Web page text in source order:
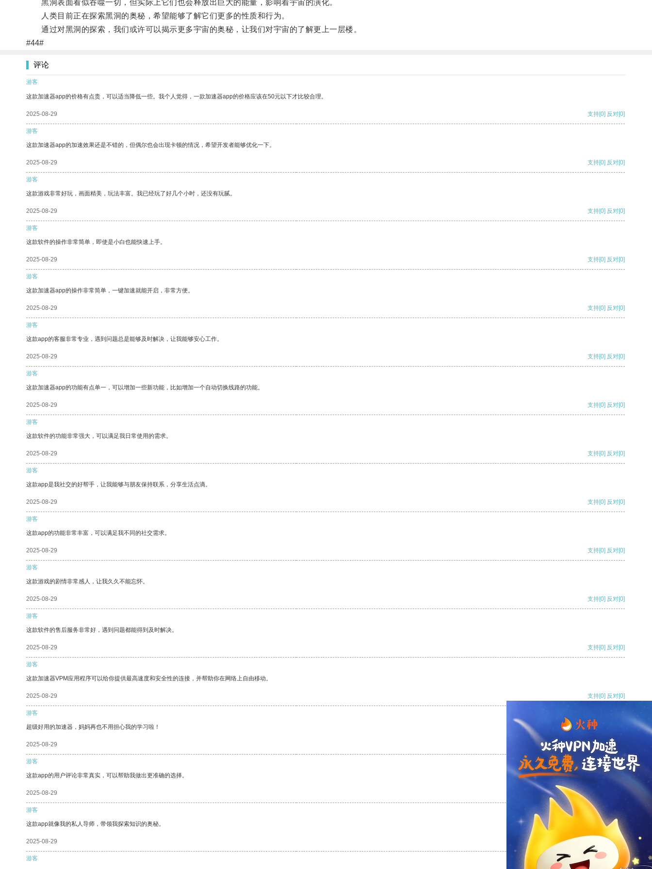
黑洞表面看似吞噬一切，但实际上它们也会释放出巨大的能量，影响着宇宙的演化。
人类目前正在探索黑洞的奥秘，希望能够了解它们更多的性质和行为。
通过对黑洞的探索，我们或许可以揭示更多宇宙的奥秘，让我们对宇宙的了解更上一层楼。
#44#
评论
游客
这款加速器app的价格有点贵，可以适当降低一些。我个人觉得，一款加速器app的价格应该在50元以下才比较合理。
2025-08-29 支持[0] 反对[0]
游客
这款加速器app的加速效果还是不错的，但偶尔也会出现卡顿的情况，希望开发者能够优化一下。
2025-08-29 支持[0] 反对[0]
游客
这款游戏非常好玩，画面精美，玩法丰富。我已经玩了好几个小时，还没有玩腻。
2025-08-29 支持[0] 反对[0]
游客
这款软件的操作非常简单，即使是小白也能快速上手。
2025-08-29 支持[0] 反对[0]
游客
这款加速器app的操作非常简单，一键加速就能开启，非常方便。
2025-08-29 支持[0] 反对[0]
游客
这款app的客服非常专业，遇到问题总是能够及时解决，让我能够安心工作。
2025-08-29 支持[0] 反对[0]
游客
这款加速器app的功能有点单一，可以增加一些新功能，比如增加一个自动切换线路的功能。
2025-08-29 支持[0] 反对[0]
游客
这款软件的功能非常强大，可以满足我日常使用的需求。
2025-08-29 支持[0] 反对[0]
游客
这款app是我社交的好帮手，让我能够与朋友保持联系，分享生活点滴。
2025-08-29 支持[0] 反对[0]
游客
这款app的功能非常丰富，可以满足我不同的社交需求。
2025-08-29 支持[0] 反对[0]
游客
这款游戏的剧情非常感人，让我久久不能忘怀。
2025-08-29 支持[0] 反对[0]
游客
这款软件的售后服务非常好，遇到问题都能得到及时解决。
2025-08-29 支持[0] 反对[0]
游客
这款加速器VPM应用程序可以给你提供最高速度和安全性的连接，并帮助你在网络上自由移动。
2025-08-29 支持[0] 反对[0]
游客
超级好用的加速器，妈妈再也不用担心我的学习啦！
2025-08-29 支持[0] 反对
游客
这款app的用户评论非常真实，可以帮助我做出更准确的选择。
2025-08-29 支持
游客
这款app就像我的私人导师，带领我探索知识的奥秘。
2025-08-29 反对 [0]
游客